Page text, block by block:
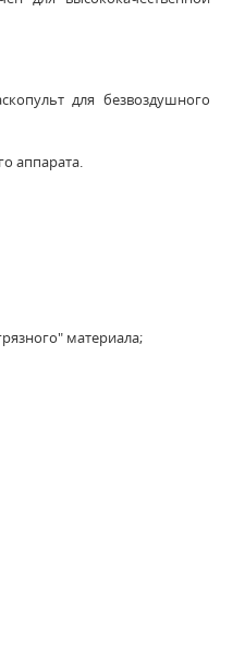
для безвоздушного
аппарата.
материала;